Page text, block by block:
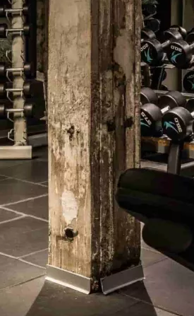
deinen Vertrag jederzeit
performen. Mit unseren chip-
Equipment passt sich dein